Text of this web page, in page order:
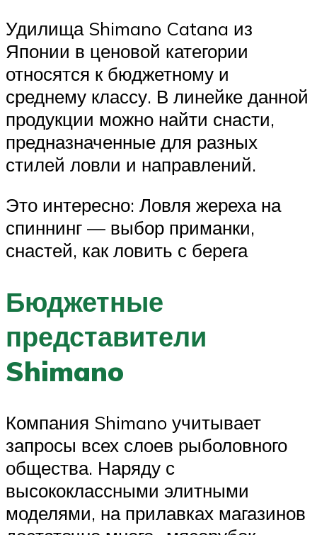
Удилища Shimano Catana из
Японии в ценовой категории
относятся к бюджетному и
среднему классу. В линейке данной
продукции можно найти снасти,
предназначенные для разных
стилей ловли и направлений.
Это интересно: Ловля жереха на
спиннинг — выбор приманки,
снастей, как ловить с берега
Бюджетные
представители
Shimano
Компания Shimano учитывает
запросы всех слоев рыболовного
общества. Наряду с
высококлассными элитными
моделями, на прилавках магазинов